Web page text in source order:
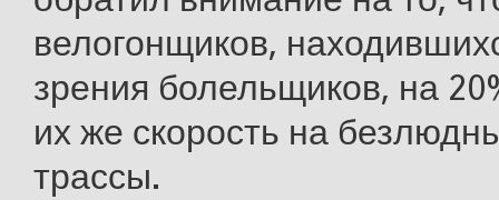
велогонщиков,
зрения болельщиков, на
их же скорость на
трассы.